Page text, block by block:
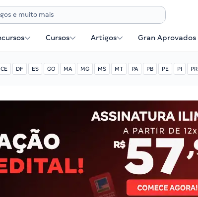
Cursos Artigos Gran Aprovados
CE DF ES GO MA MG MS MT PA PB PE PI PR